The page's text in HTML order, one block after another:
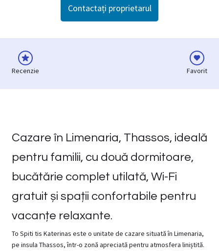
Contactați proprietarul
Recenzie Favorit
Cazare în Limenaria, Thassos, ideală
pentru familii, cu două dormitoare,
bucătărie complet utilată, Wi-Fi
gratuit și spații confortabile pentru
vacanțe relaxante.
To Spiti tis Katerinas este o unitate de cazare situată în Limenaria,
pe insula Thassos, într-o zonă apreciată pentru atmosfera liniștită.